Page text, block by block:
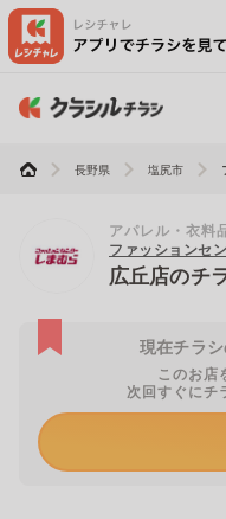
長野県 塩尻市
アパレル・衣料
ファッションセ
広丘店のチ
現在チラシ
このお店
次回すぐにチ